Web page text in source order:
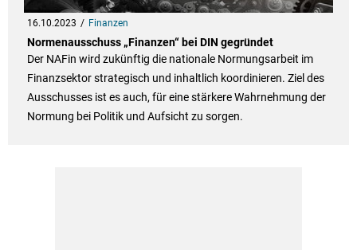
16.10.2023 Finanzen
Normenausschuss „Finanzen“ bei DIN gegründet
Der NAFin wird zukünftig die nationale Normungsarbeit im
Finanzsektor strategisch und inhaltlich koordinieren. Ziel des
Ausschusses ist es auch, für eine stärkere Wahrnehmung der
Normung bei Politik und Aufsicht zu sorgen.